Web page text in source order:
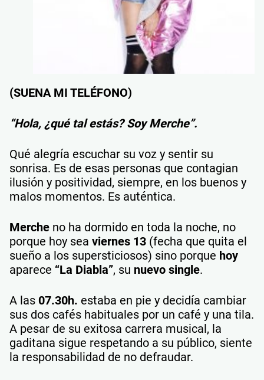
(SUENA MI TELÉFONO)
“Hola, ¿qué tal estás? Soy Merche”.
Qué alegría escuchar su voz y sentir su
sonrisa. Es de esas personas que contagian
ilusión y positividad, siempre, en los buenos y
malos momentos. Es auténtica.
Merche no ha dormido en toda la noche, no
porque hoy sea viernes 13 (fecha que quita el
sueño a los supersticiosos) sino porque hoy
aparece “La Diabla”, su nuevo single.
A las 07.30h. estaba en pie y decidía cambiar
sus dos cafés habituales por un café y una tila.
A pesar de su exitosa carrera musical, la
gaditana sigue respetando a su público, siente
la responsabilidad de no defraudar.